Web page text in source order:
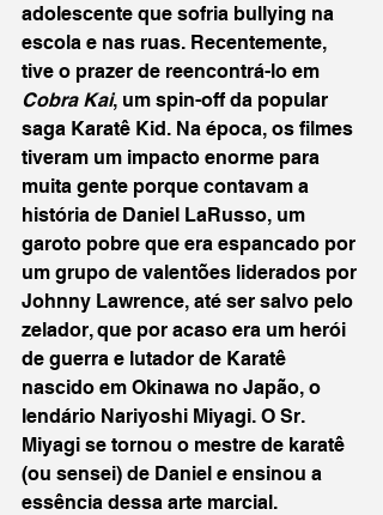
adolescente que sofria bullying na
escola e nas ruas. Recentemente,
tive o prazer de reencontrá-lo em
Cobra Kai, um spin-off da popular
saga Karatê Kid. Na época, os filmes
tiveram um impacto enorme para
muita gente porque contavam a
história de Daniel LaRusso, um
garoto pobre que era espancado por
um grupo de valentões liderados por
Johnny Lawrence, até ser salvo pelo
zelador, que por acaso era um herói
de guerra e lutador de Karatê
nascido em Okinawa no Japão, o
lendário Nariyoshi Miyagi. O Sr.
Miyagi se tornou o mestre de karatê
(ou sensei) de Daniel e ensinou a
essência dessa arte marcial.